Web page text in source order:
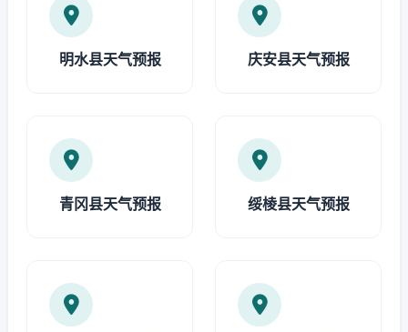
明水县天气预报 庆安县天气预报
青冈县天气预报 绥棱县天气预报